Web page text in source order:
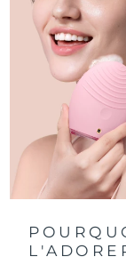
Singapour
Slovaquie
Afrique du
Corée du Sud
Espagne